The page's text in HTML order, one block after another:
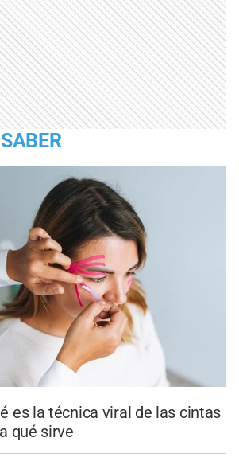
es la técnica viral de las cintas
qué sirve